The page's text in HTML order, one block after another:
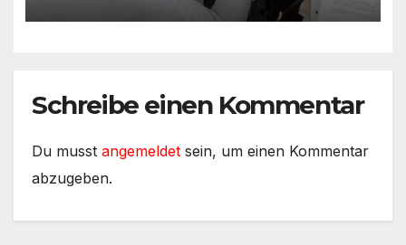
Schreibe einen Kommentar
Du musst angemeldet sein, um einen Kommentar
abzugeben.